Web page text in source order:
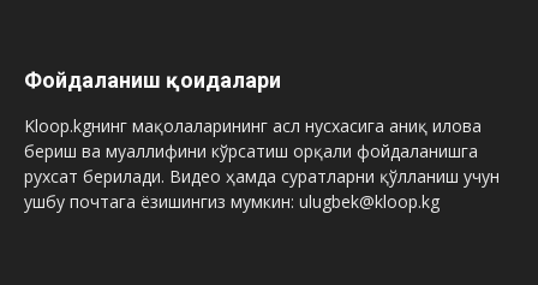
Фойдаланиш қоидалари
Kloop.kgнинг мақолаларининг асл нусхасига аниқ илова
бериш ва муаллифини кўрсатиш орқали фойдаланишга
рухсат берилади. Видео ҳамда суратларни қўлланиш учун
ушбу почтага ёзишингиз мумкин: ulugbek@kloop.kg